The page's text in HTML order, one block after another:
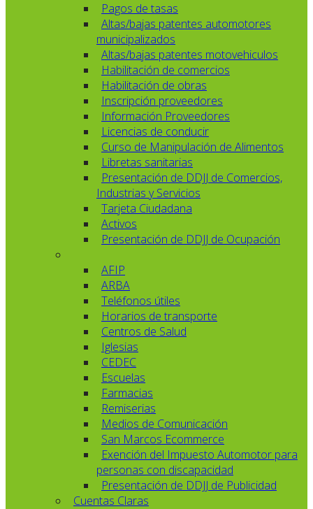
Pagos de tasas
Altas/bajas patentes automotores
municipalizados
Altas/bajas patentes motovehiculos
Habilitación de comercios
Habilitación de obras
Inscripción proveedores
Información Proveedores
Licencias de conducir
Curso de Manipulación de Alimentos
Libretas sanitarias
Presentación de DDJJ de Comercios,
Industrias y Servicios
Tarjeta Ciudadana
Activos
Presentación de DDJJ de Ocupación
AFIP
ARBA
Teléfonos útiles
Horarios de transporte
Centros de Salud
Iglesias
CEDEC
Escuelas
Farmacias
Remiserias
Medios de Comunicación
San Marcos Ecommerce
Exención del Impuesto Automotor para
personas con discapacidad
Presentación de DDJJ de Publicidad
Cuentas Claras